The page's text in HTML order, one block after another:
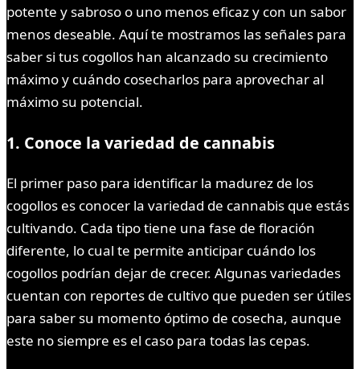
potente y sabroso o uno menos eficaz y con un sabor
menos deseable. Aquí te mostramos las señales para
saber si tus cogollos han alcanzado su crecimiento
máximo y cuándo cosecharlos para aprovechar al
máximo su potencial.
1. Conoce la variedad de cannabis
El primer paso para identificar la madurez de los
cogollos es conocer la variedad de cannabis que estás
cultivando. Cada tipo tiene una fase de floración
diferente, lo cual te permite anticipar cuándo los
cogollos podrían dejar de crecer. Algunas variedades
cuentan con reportes de cultivo que pueden ser útiles
para saber su momento óptimo de cosecha, aunque
este no siempre es el caso para todas las cepas.